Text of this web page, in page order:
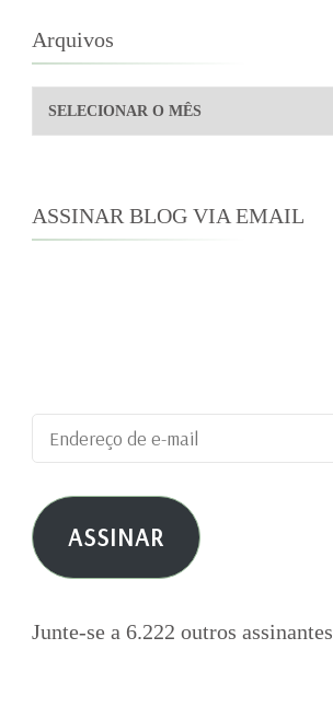
Arquivos
Arquivos
ASSINAR BLOG VIA EMAIL
Endereço
de
e-
mail ASSINAR
Junte-se a 6.222 outros assinantes